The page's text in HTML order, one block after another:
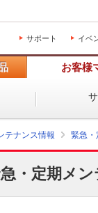
サポート イベ
お客様
テナンス情報 緊急・
・定期メ